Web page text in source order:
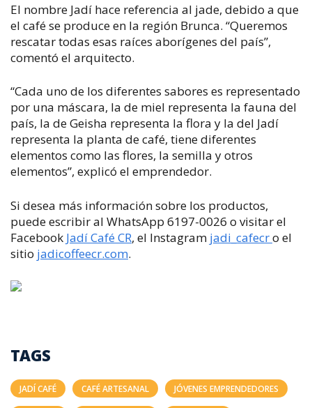
El nombre Jadí hace referencia al jade, debido a que
el café se produce en la región Brunca. “Queremos
rescatar todas esas raíces aborígenes del país”,
comentó el arquitecto.
“Cada uno de los diferentes sabores es representado
por una máscara, la de miel representa la fauna del
país, la de Geisha representa la flora y la del Jadí
representa la planta de café, tiene diferentes
elementos como las flores, la semilla y otros
elementos”, explicó el emprendedor.
Si desea más información sobre los productos,
puede escribir al WhatsApp 6197-0026 o visitar el
Facebook Jadí Café CR, el Instagram jadi_cafecro el
sitio jadicoffeecr.com.
TAGS
JADÍ CAFÉ CAFÉ ARTESANAL JÓVENES EMPRENDEDORES